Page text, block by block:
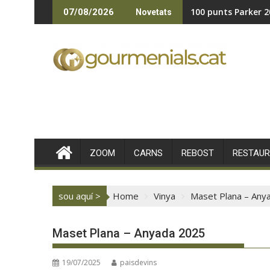
to
07/08/2026 Novetats 100 punts Parker
ZOOM CARNS REBOST
sou aquí > Home Vinya Maset Plana –
Maset Plana – Anyada 2025
19/07/2025 paisdevins